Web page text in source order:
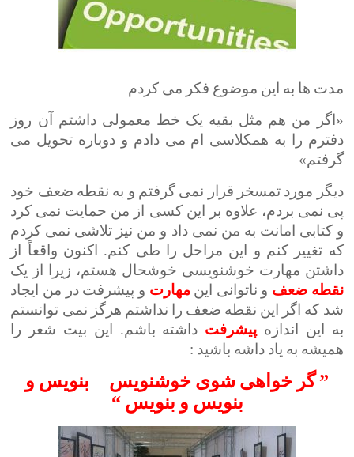
مدت ها به این موضوع فکر می کردم
«اگر من هم مثل بقیه یک خط معمولی داشتم آن روز
دفترم را به همکلاسی ام می دادم و دوباره تحویل می
گرفتم»
دیگر مورد تمسخر قرار نمی گرفتم و به نقطه ضعف خود
پی نمی بردم، علاوه بر این کسی از من حمایت نمی کرد
و کتابی امانت به من نمی داد و من نیز تلاشی نمی کردم
که تغییر کنم و این مراحل را طی کنم. اکنون واقعاً از
داشتن مهارت خوشنویسی خوشحال هستم، زیرا از یک
نقطه ضعف و ناتوانی اینمهارت و پیشرفت در من ایجاد
شد که اگر این نقطه ضعف را نداشتم هرگز نمی توانستم
به این اندازه پیشرفت داشته باشم. این بیت شعر را
همیشه به یاد داشه باشید :
”گر خواهی شوی خوشنویس بنویس و
بنویس و بنویس“